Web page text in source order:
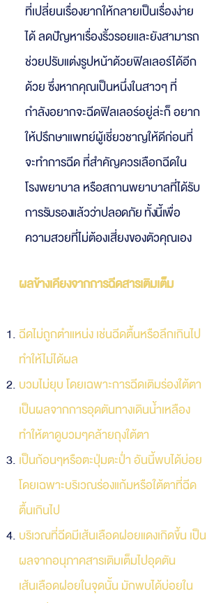
ที่เปลี่ยนเรื่องยากให้กลายเป็นเรื่องง่าย
ได้ ลดปัญหาเรื่องริ้วรอยและยังสามารถ
ช่วยปรับแต่งรูปหน้าด้วยฟิลเลอร์ได้อีก
ด้วย ซึ่งหากคุณเป็นหนึ่งในสาวๆ ที่
กำลังอยากจะฉีดฟิลเลอร์อยู่ล่ะก็ อยาก
ให้ปรึกษาแพทย์ผู้เชี่ยวชาญให้ดีก่อนที่
จะทำการฉีด ที่สำคัญควรเลือกฉีดใน
โรงพยาบาล หรือสถานพยาบาลที่ได้รับ
การรับรองแล้วว่าปลอดภัยทั้งนี้เพื่อ
ความสวยที่ไม่ต้องเสี่ยงของตัวคุณเอง
ผลข้างเคียงจากการฉีดสารเติมเต็ม
ฉีดไม่ถูกตำแหน่ง เช่นฉีดตื้นหรือลึกเกินไป
ทำให้ไม่ได้ผล
บวมไม่ยุบ โดยเฉพาะการฉีดเติมร่องใต้ตา
เป็นผลจากการอุดตันทางเดินน้ำเหลือง
ทำให้ตาดูบวมๆคล้ายถุงใต้ตา
เป็นก้อนๆหรือตะปุ่มตะป่ำ อันนี้พบได้บ่อย
โดยเฉพาะบริเวณร่องแก้มหรือใต้ตาที่ฉีด
ตื้นเกินไป
บริเวณที่ฉีดมีเส้นเลือดฝอยแดงเกิดขึ้น เป็น
ผลจากอนุภาคสารเติมเต็มไปอุดตัน
เส้นเลือดฝอยในจุดนั้น มักพบได้บ่อยใน